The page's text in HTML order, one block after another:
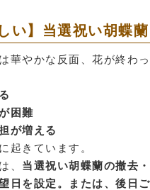
い】当選祝い胡蝶
華やかな反面、花が終わ
困難
が増える
起きています。
、 当選祝い胡蝶蘭の撤去
日を設定。または、後日